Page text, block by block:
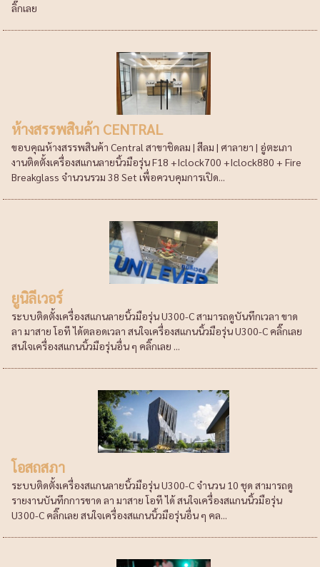
ลิ๊กเลย
ห้างสรรพสินค้า CENTRAL
ขอบคุณห้างสรรพสินค้า Central สาขาชิดลม | สีลม | ศาลายา | อู่ตะเภา
งานติดตั้งเครื่องสแกนลายนิ้วมือรุ่น F18 +Iclock700 +Iclock880 + Fire
Breakglass จำนวนรวม 38 Set เพื่อควบคุมการเปิด...
ยูนิลีเวอร์
ระบบติดตั้งเครื่องสแกนลายนิ้วมือรุ่น U300-C สามารถดูบันทึกเวลา ขาด
ลา มาสาย โอที ได้ตลอดเวลา สนใจเครื่องสแกนนิ้วมือรุ่น U300-C คลิ๊กเลย
สนใจเครื่องสแกนนิ้วมือรุ่นอื่น ๆ คลิ๊กเลย ...
โอสถสภา
ระบบติดตั้งเครื่องสแกนลายนิ้วมือรุ่น U300-C จำนวน 10 ชุด สามารถดู
รายงานบันทึกการขาด ลา มาสาย โอที ได้ สนใจเครื่องสแกนนิ้วมือรุ่น
U300-C คลิ๊กเลย สนใจเครื่องสแกนนิ้วมือรุ่นอื่น ๆ คล...